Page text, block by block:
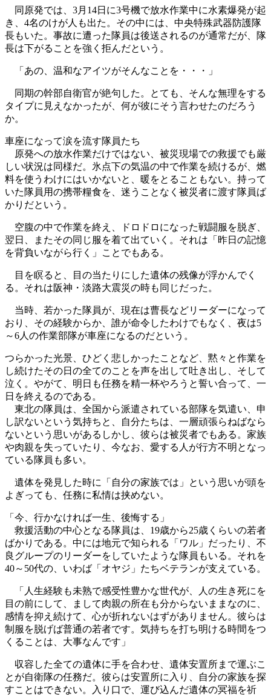
同原発では、3月14日に3号機で放水作業中に水素爆発が起
き、4名のけが人も出た。その中には、中央特殊武器防護隊
長もいた。事故に遭った隊員は後送されるのが通常だが、隊
長は下がることを強く拒んだという。
「あの、温和なアイツがそんなことを・・・」
同期の幹部自衛官が絶句した。とても、そんな無理をする
タイプに見えなかったが、何が彼にそう言わせたのだろう
か。
車座になって涙を流す隊員たち
原発への放水作業だけではない、被災現場での救援でも厳
しい状況は同様だ。氷点下の気温の中で作業を続けるが、燃
料を使うわけにはいかないと、暖をとることもない。持って
いた隊員用の携帯糧食を、迷うことなく被災者に渡す隊員ば
かりだという。
空腹の中で作業を終え、ドロドロになった戦闘服を脱ぎ、
翌日、またその同じ服を着て出ていく。それは「昨日の記憶
を背負いながら行く」ことでもある。
目を瞑ると、目の当たりにした遺体の残像が浮かんでく
る。それは阪神・淡路大震災の時も同じだった。
当時、若かった隊員が、現在は曹長などリーダーになって
おり、その経験からか、誰が命令したわけでもなく、夜は5
～6人の作業部隊が車座になるのだという。
つらかった光景、ひどく悲しかったことなど、黙々と作業を
し続けたその日の全てのことを声を出して吐き出し、そして
泣く。やがて、明日も任務を精一杯やろうと誓い合って、一
日を終えるのである。
東北の隊員は、全国から派遣されている部隊を気遣い、申
し訳ないという気持ちと、自分たちは、一層頑張らねばなら
ないという思いがあるしかし、彼らは被災者でもある。家族
や肉親を失っていたり、今なお、愛する人が行方不明となっ
ている隊員も多い。
遺体を発見した時に「自分の家族では」という思いが頭を
よぎっても、任務に私情は挟めない。
「今、行かなければ一生、後悔する」
救援活動の中心となる隊員は、19歳から25歳くらいの若者
ばかりである。中には地元で知られる「ワル」だったり、不
良グループのリーダーをしていたような隊員もいる。それを
40～50代の、いわば「オヤジ」たちベテランが支えている。
「人生経験も未熟で感受性豊かな世代が、人の生き死にを
目の前にして、まして肉親の所在も分からないままなのに、
感情を抑え続けて、心が折れないはずがありません。彼らは
制服を脱げば普通の若者です。気持ちを打ち明ける時間をつ
くることは、大事なんです」
収容した全ての遺体に手を合わせ、遺体安置所まで運ぶこ
とが自衛隊の任務だ。彼らは安置所に入り、自分の家族を探
すことはできない。入り口で、運び込んだ遺体の冥福を祈